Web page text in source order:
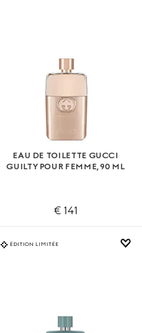
EAU DE TOILETTE GUCCI
GUILTY POUR FEMME, 90 ML
€ 141
ÉDITION LIMITÉE